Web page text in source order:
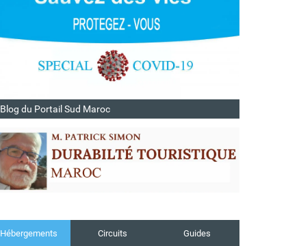
Blog du Portail Sud Maroc
Hébergements Circuits Guides